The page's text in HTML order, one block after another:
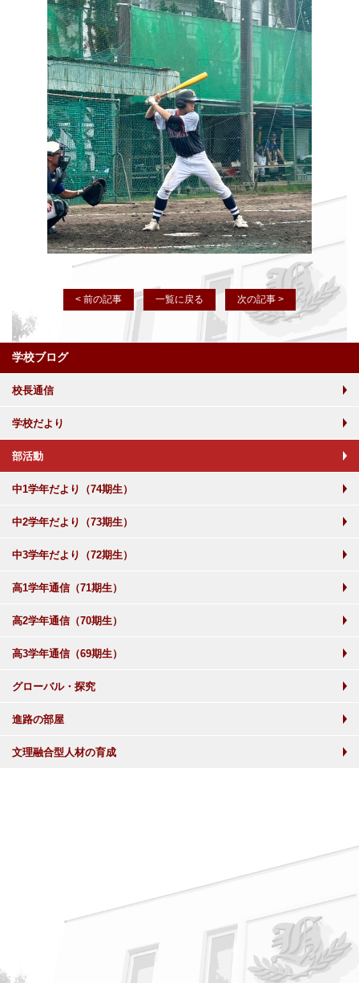
< 前の記事 一覧に戻る 次の記事 >
学校ブログ
校長通信
学校だより
部活動
中1学年だより（74期生）
中2学年だより（73期生）
中3学年だより（72期生）
高1学年通信（71期生）
高2学年通信（70期生）
高3学年通信（69期生）
グローバル・探究
進路の部屋
文理融合型人材の育成